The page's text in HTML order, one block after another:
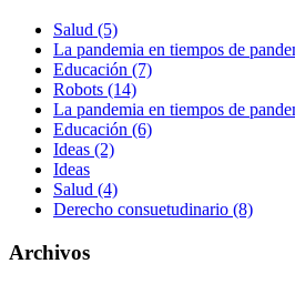
Salud (5)
La pandemia en tiempos de
Educación (7)
Robots (14)
La pandemia en tiempos de
Educación (6)
Ideas (2)
Ideas
Salud (4)
Derecho consuetudinario (8)
Archivos